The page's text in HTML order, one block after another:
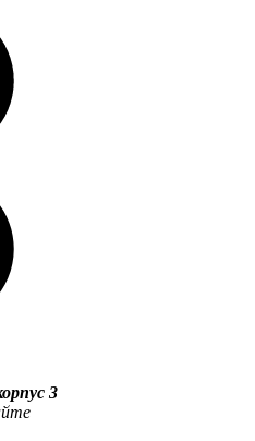
3